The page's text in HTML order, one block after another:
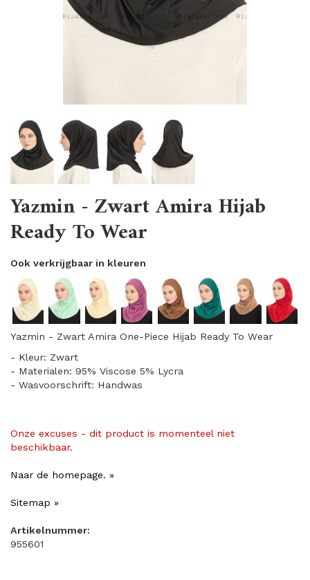
Yazmin - Zwart Amira Hijab
Ready To Wear
Ook verkrijgbaar in kleuren
Yazmin - Zwart Amira One-Piece Hijab Ready To Wear
- Kleur: Zwart
- Materialen: 95% Viscose 5% Lycra
- Wasvoorschrift: Handwas
Onze excuses - dit product is momenteel niet
beschikbaar.
Naar de homepage. »
Sitemap »
Artikelnummer:
955601